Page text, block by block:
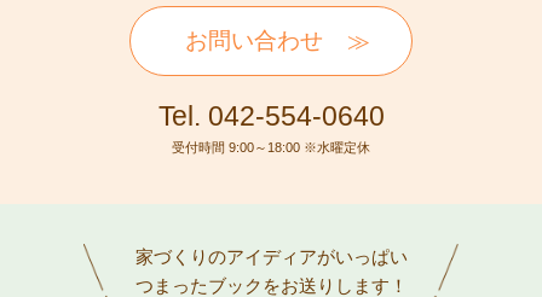
お問い合わせ
Tel. 042-554-0640
受付時間 9:00～18:00 ※水曜定休
家づくりのアイディアがいっぱい
つまったブックをお送りします！